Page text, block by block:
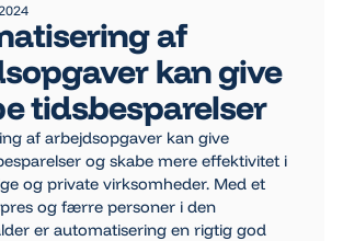
af
kan give
tidsbesparelser
af arbejdsopgaver kan give
og skabe mere effektivitet i
og private virksomheder. Med et
og færre personer i den
er automatisering en rigtig god